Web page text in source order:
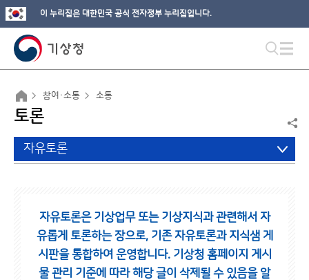
이 누리집은 대한민국 공식 전자정부 누리집입니다.
참여·소통 소통
토론
자유토론
자유토론은 기상업무 또는 기상지식과 관련해서 자
유롭게 토론하는 장으로, 기존 자유토론과 지식샘 게
시판을 통합하여 운영합니다. 기상청 홈페이지 게시
물 관리 기준에 따라 해당 글이 삭제될 수 있음을 알